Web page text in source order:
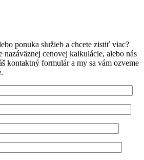
ponuka služieb a chcete zistiť viac?
nazáväznej cenovej kalkulácie, alebo nás
kontaktný formulár a my sa vám ozveme